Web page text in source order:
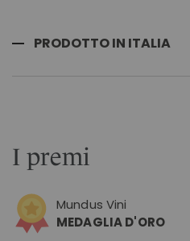
PRODOTTO IN ITALIA
I premi
Mundus Vini
MEDAGLIA D'ORO